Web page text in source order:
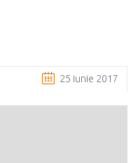
25 iunie 2017